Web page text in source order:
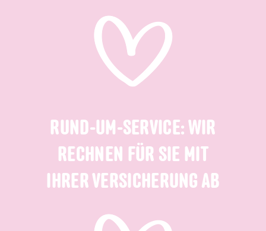
RUND-UM-SERVICE: WIR
RECHNEN FÜR SIE MIT
IHRER VERSICHERUNG AB